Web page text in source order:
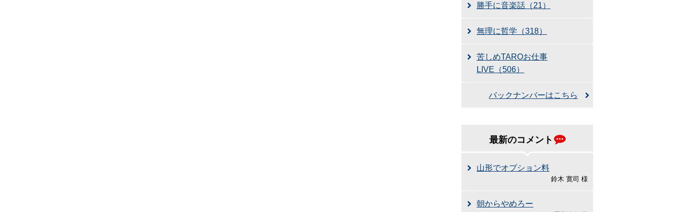
勝手に音楽話（21）
無理に哲学（318）
苦しめTAROお仕事
LIVE（506）
バックナンバーはこちら
最新のコメント
山形でオプション料
鈴木 寛司 様
朝からやめろー